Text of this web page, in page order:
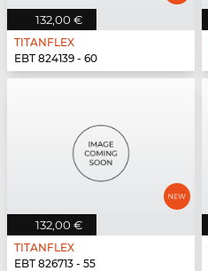
132,00 €
TITANFLEX
EBT 824139 - 60
132,00 €
TITANFLEX
EBT 826713 - 55